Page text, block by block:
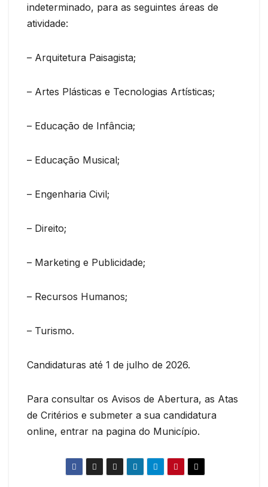
indeterminado, para as seguintes áreas de
atividade:
– Arquitetura Paisagista;
– Artes Plásticas e Tecnologias Artísticas;
– Educação de Infância;
– Educação Musical;
– Engenharia Civil;
– Direito;
– Marketing e Publicidade;
– Recursos Humanos;
– Turismo.
Candidaturas até 1 de julho de 2026.
Para consultar os Avisos de Abertura, as Atas
de Critérios e submeter a sua candidatura
online, entrar na pagina do Município.